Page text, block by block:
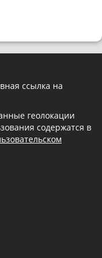
ссылка на
геолокации
содержатся в